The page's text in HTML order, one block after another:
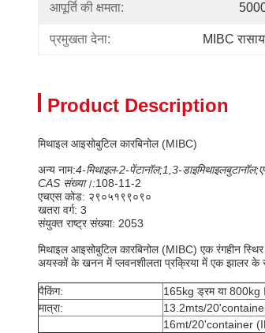
आपूर्ति की क्षमता:
प्रमुखता देना: MIBC
Product Description
मिथाइल आइसोबुटिल कारबिनोल (MIBC)
अन्य नाम:4-मिथाइल-2-पेंटानॉल;1,3-
CAS संख्या।:108-11-2
एचएस कोड: २९०५१९९०९०
खतरा वर्ग: 3
संयुक्त राष्ट्र संख्या: 2053
मिथाइल आइसोबुटिल कारबिनोल (MIBC) एक रंगहीन
अयस्कों के खनन में प्लवनशीलता प्रक्रिया में एक झालर के
पैकिंग:
165kg ड्रम या 800kg
मात्रा:
13.2mts/
16mt/20'container